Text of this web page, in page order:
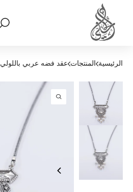
الرئيسية المنتجات عقد فضه عربي باللولي